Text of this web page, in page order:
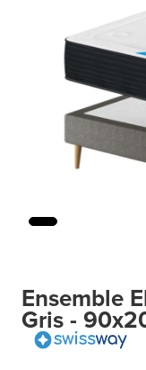
Ensemble
Gris -